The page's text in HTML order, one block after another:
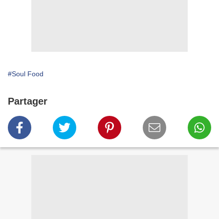
#Soul Food
Partager